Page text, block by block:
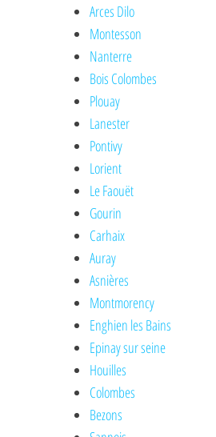
Arces Dilo
Montesson
Nanterre
Bois Colombes
Plouay
Lanester
Pontivy
Lorient
Le Faouët
Gourin
Carhaix
Auray
Asnières
Montmorency
Enghien les Bains
Epinay sur seine
Houilles
Colombes
Bezons